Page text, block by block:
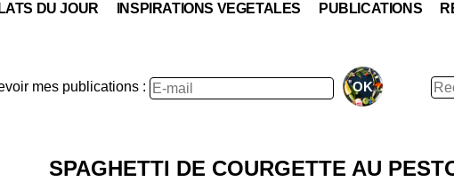
DU JOUR INSPIRATIONS VEGETALES PUBLICATIONS
mes publications :
:
SPAGHETTI DE COURGETTE AU